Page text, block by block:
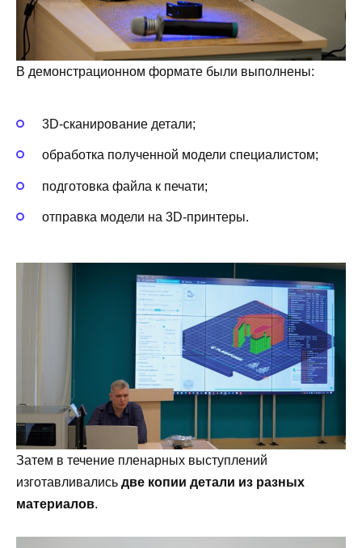
В демонстрационном формате были выполнены:
3D-сканирование детали;
обработка полученной модели специалистом;
подготовка файла к печати;
отправка модели на 3D-принтеры.
Затем в течение пленарных выступлений
изготавливались две копии детали из разных
материалов.